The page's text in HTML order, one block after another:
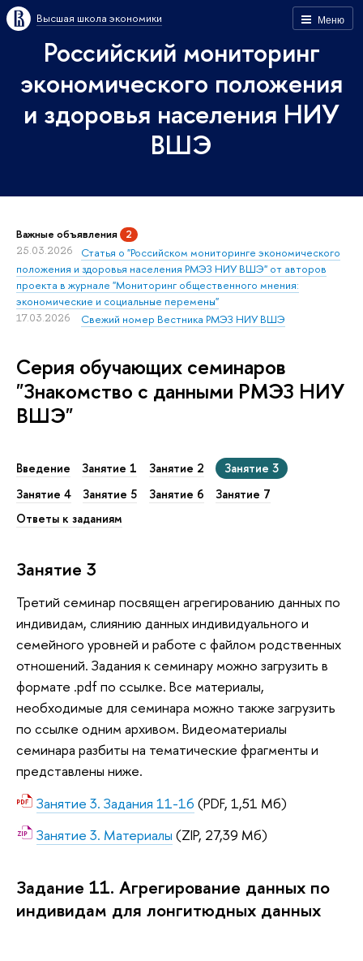
Меню
Высшая школа экономики
Российский мониторинг
экономического положения
и здоровья населения НИУ
ВШЭ
Важные объявления 2
25.03.2026
Статья о "Российском мониторинге экономического
положения и здоровья населения РМЭЗ НИУ ВШЭ" от авторов
проекта в журнале "Мониторинг общественного мнения:
экономические и социальные перемены"
17.03.2026 Свежий номер Вестника РМЭЗ НИУ ВШЭ
Серия обучающих семинаров
"Знакомство с данными РМЭЗ НИУ
ВШЭ"
Введение Занятие 1 Занятие 2
Занятие 3
Занятие 4
Занятие 5 Занятие 6
Занятие 7
Ответы к заданиям
Занятие 3
Третий семинар посвящен агрегированию данных по
индивидам, слиянию данных индивидуального и
семейного уровней и работе с файлом родственных
отношений. Задания к семинару можно загрузить в
формате .pdf по ссылке. Все материалы,
необходимые для семинара можно также загрузить
по ссылке одним архивом. Видеоматериалы
семинара разбиты на тематические фрагменты и
представлены ниже.
Занятие 3. Задания 11-16 (PDF, 1,51 Мб)
Занятие 3. Материалы (ZIP, 27,39 Мб)
Задание 11. Агрегирование данных по
индивидам для лонгитюдных данных